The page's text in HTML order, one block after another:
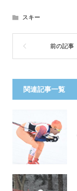
スキー
関連記事一覧